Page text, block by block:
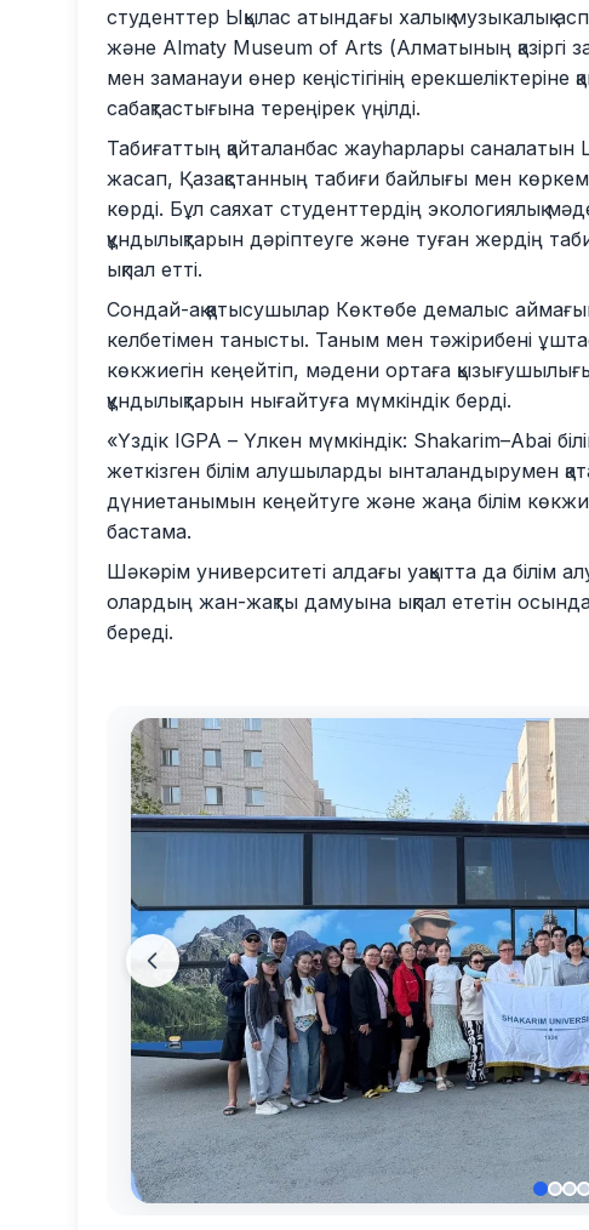
студенттер Ықылас атындағы халық музыкалық
және Almaty Museum of Arts (Алматының қазіргі
мен заманауи өнер кеңістігінің
сабақтастығына тереңірек үңілді.
Табиғаттың қайталанбас жауһарлары
жасап, Қазақстанның табиғи байлығы мен
көрді. Бұл саяхат студенттердің экологиялық
құндылықтарын дәріптеуге және туған жердің
ықпал етті.
Сондай-ақ қатысушылар Көктөбе демалыс
келбетімен танысты. Таным мен тәжірибені
көкжиегін кеңейтіп, мәдени ортаға
құндылықтарын нығайтуға мүмкіндік берді.
«Үздік IGPA – Үлкен мүмкіндік: Shakarim–Abai
жеткізген білім алушыларды ынталандырумен
дүниетанымын кеңейтуге және жаңа білім
бастама.
Шәкәрім университеті алдағы уақытта да білім
олардың жан-жақты дамуына ықпал ететін
береді.